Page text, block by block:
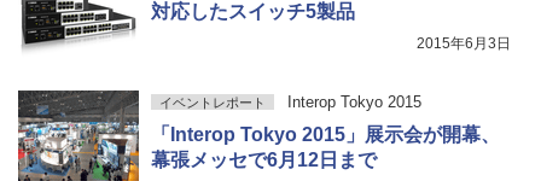
対応したスイッチ5製品
2015年6月3日
イベントレポート Interop Tokyo 2015
「Interop Tokyo 2015」展示会が開幕、
幕張メッセで6月12日まで